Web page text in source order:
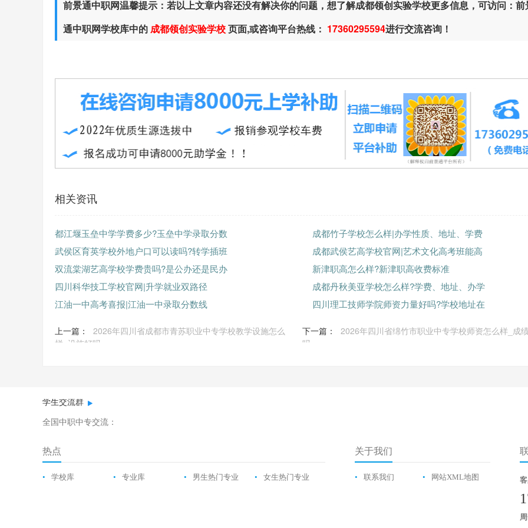
前景通中职网温馨提示：若以上文章内容还没有解决你的问题，想了解成都领创实验学校更多信息，可访问：前
通中职网学校库中的成都领创实验学校页面,或咨询平台热线： 17360295594进行交流咨询！
相关资讯
都江堰玉垒中学学费多少?玉垒中学录取分数
成都竹子学校怎么样|办学性质、地址、学费
武侯区育英学校外地户口可以读吗?转学插班
成都武侯艺高学校官网|艺术文化高考班能高
双流棠湖艺高学校学费贵吗?是公办还是民办
新津职高怎么样?新津职高收费标准
四川科华技工学校官网|升学就业双路径
成都丹秋美亚学校怎么样?学费、地址、办学
江油一中高考喜报|江油一中录取分数线
四川理工技师学院师资力量好吗?学校地址在
上一篇：
2026年四川省成都市青苏职业中专学校教学设施怎么
样_设施好吗
下一篇：
2026年四川省绵竹市职业中专学校师资怎么样_成
吗
学生交流群
全国中职中专交流：
热点
• 学校库 • 专业库 • 男生热门专业 • 女生热门专业
关于我们
• 联系我们 • 网站XML地图